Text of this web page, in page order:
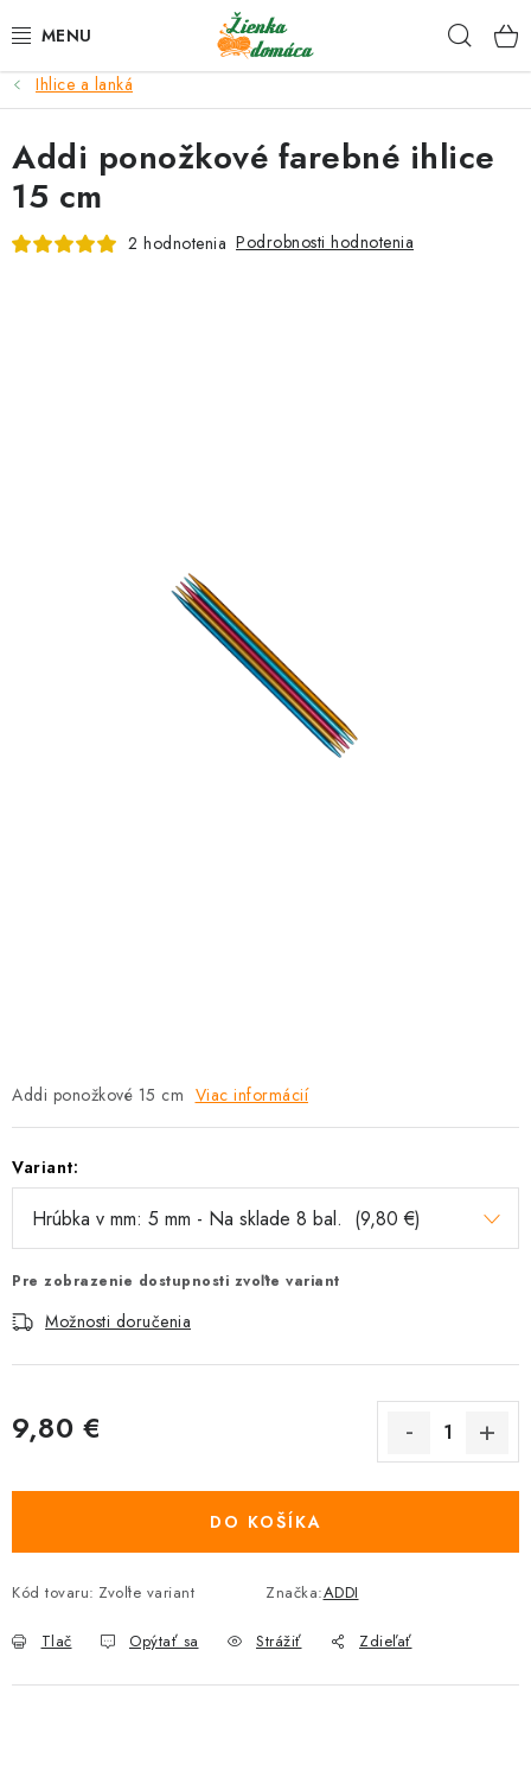
na
KLBKÁ
Ihlice a lanká
Addi ponožkové 15 cm Viac informácií
Variant:
Pre zobrazenie dostupnosti zvoľte variant
Možnosti doručenia
9,80 €
DO KOŠÍKA
Kód tovaru: Zvoľte variant Značka:ADDI
Tlač Opýtať sa Strážiť Zdieľať
Addi ponožkové farebné ihlice
15 cm
2 hodnotenia Podrobnosti hodnotenia